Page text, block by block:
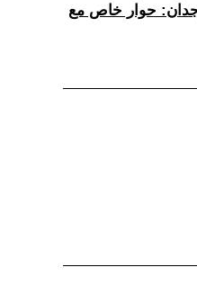
حوار خاص مع